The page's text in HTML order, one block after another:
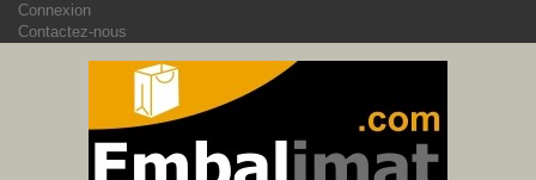
Connexion
Contactez-nous